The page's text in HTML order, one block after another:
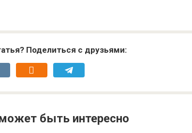
Поделиться с друзьями:
быть интересно